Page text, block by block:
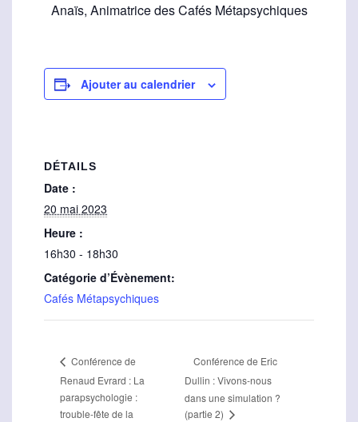
Anaïs, Animatrice des Cafés Métapsychiques
Ajouter au calendrier
DÉTAILS
Date :
20 mai 2023
Heure :
16h30 - 18h30
Catégorie d’Évènement:
Cafés Métapsychiques
Conférence de
Renaud Evrard : La
parapsychologie :
trouble-fête de la
Conférence de Eric
Dullin : Vivons-nous
dans une simulation ?
(partie 2)